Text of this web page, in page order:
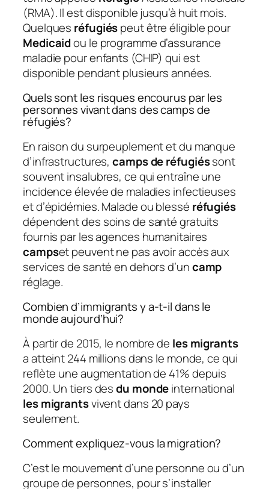
(RMA). Il est disponible jusqu’à huit mois.
Quelques réfugiéspeut être éligible pour
Medicaidou le programme d’assurance
maladie pour enfants (CHIP) qui est
disponible pendant plusieurs années.
Quels sont les risques encourus par les
personnes vivant dans des camps de
réfugiés?
En raison du surpeuplement et du manque
d’infrastructures,camps de réfugiéssont
souvent insalubres, ce qui entraîne une
incidence élevée de maladies infectieuses
et d’épidémies. Malade ou blessé réfugiés
dépendent des soins de santé gratuits
fournis par les agences humanitaires
campset peuvent ne pas avoir accès aux
services de santé en dehors d’uncamp
réglage.
Combien d’immigrants y a-t-il dans le
monde aujourd’hui?
À partir de 2015, le nombre de les migrants
a atteint 244 millions dans le monde, ce qui
reflète une augmentation de 41% depuis
2000. Un tiers desdu mondeinternational
les migrantsvivent dans 20 pays
seulement.
Comment expliquez-vous la migration?
C’est le mouvement d’une personne ou d’un
groupe de personnes, pour s’installer